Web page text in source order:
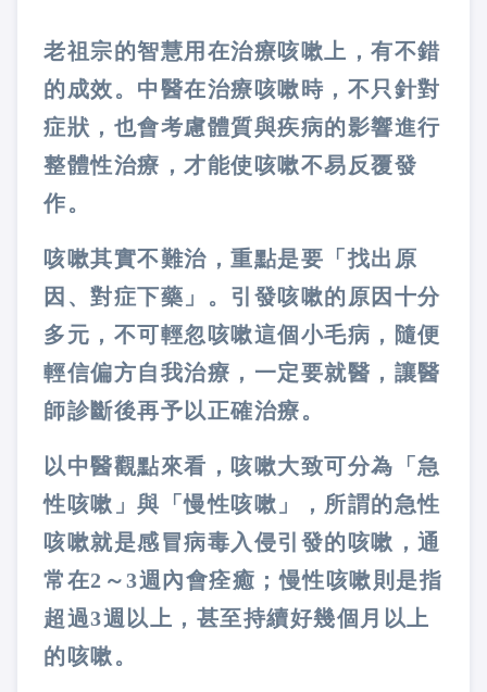
老祖宗的智慧用在治療咳嗽上，有不錯
的成效。中醫在治療咳嗽時，不只針對
症狀，也會考慮體質與疾病的影響進行
整體性治療，才能使咳嗽不易反覆發
作。
咳嗽其實不難治，重點是要「找出原
因、對症下藥」。引發咳嗽的原因十分
多元，不可輕忽咳嗽這個小毛病，隨便
輕信偏方自我治療，一定要就醫，讓醫
師診斷後再予以正確治療。
以中醫觀點來看，咳嗽大致可分為「急
性咳嗽」與「慢性咳嗽」，所謂的急性
咳嗽就是感冒病毒入侵引發的咳嗽，通
常在2 ～3週內會痊癒；慢性咳嗽則是指
超過3週以上，甚至持續好幾個月以上
的咳嗽。